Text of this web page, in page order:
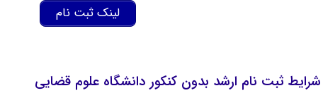
لینک ثبت نام
شرایط ثبت نام ارشد بدون کنکور دانشگاه علوم قضایی